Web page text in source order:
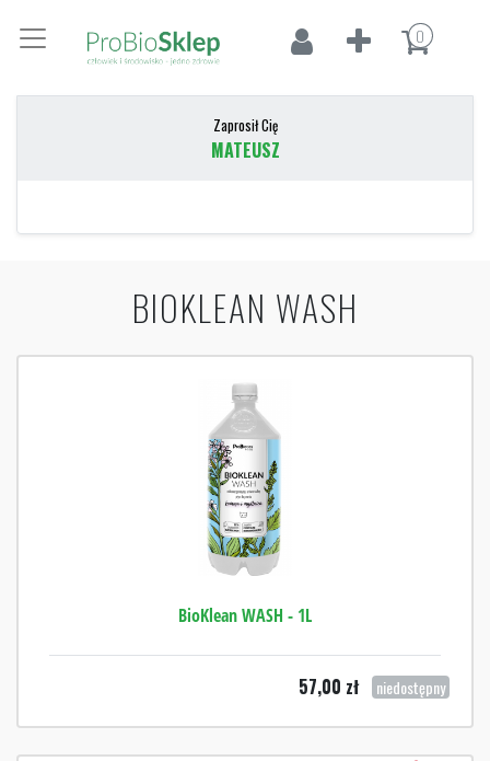
0
Zaprosił Cię
MATEUSZ
BIOKLEAN WASH
BioKlean WASH - 1L
57,00 zł niedostępny